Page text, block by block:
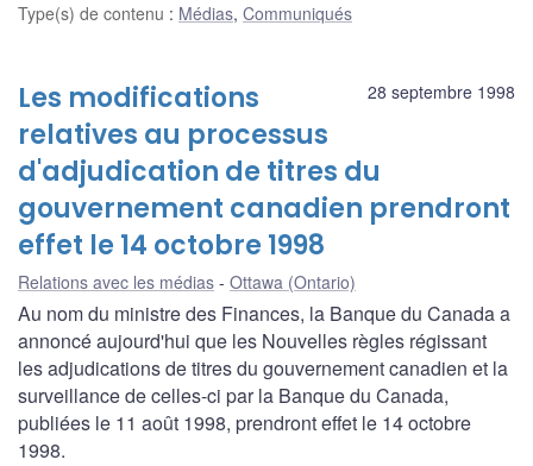
Type(s) de contenu : Médias, Communiqués
28 septembre 1998
Les modifications
relatives au processus
d'adjudication de titres du
gouvernement canadien prendront
effet le 14 octobre 1998
Relations avec les médias Ottawa (Ontario)
Au nom du ministre des Finances, la Banque du Canada a
annoncé aujourd'hui que les Nouvelles règles régissant
les adjudications de titres du gouvernement canadien et la
surveillance de celles-ci par la Banque du Canada,
publiées le 11 août 1998, prendront effet le 14 octobre
1998.